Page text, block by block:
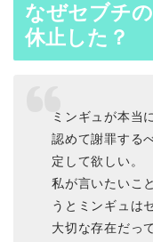
なぜセブチ
休止した？
ミンギュが本当
認めて謝罪する
定して欲しい。
私が言いたいこ
うとミンギュは
大切な存在だっ